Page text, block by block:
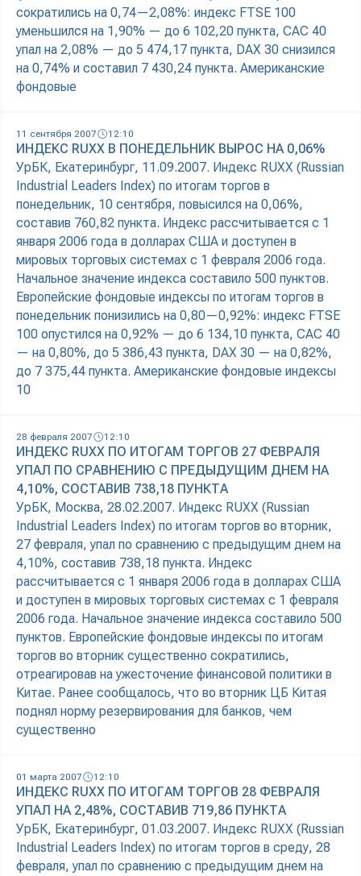
сократились на 0,74—2,08%: индекс FTSE 100
уменьшился на 1,90% — до 6 102,20 пункта, CAC 40
упал на 2,08% — до 5 474,17 пункта, DAX 30 снизился
на 0,74% и составил 7 430,24 пункта. Американские
фондовые
11 сентября 2007 12:10
ИНДЕКС RUXX В ПОНЕДЕЛЬНИК ВЫРОС НА 0,06%
УрБК, Екатеринбург, 11.09.2007. Индекс RUXX (Russian
Industrial Leaders Index) по итогам торгов в
понедельник, 10 сентября, повысился на 0,06%,
составив 760,82 пункта. Индекс рассчитывается с 1
января 2006 года в долларах США и доступен в
мировых торговых системах с 1 февраля 2006 года.
Начальное значение индекса составило 500 пунктов.
Европейские фондовые индексы по итогам торгов в
понедельник понизились на 0,80—0,92%: индекс FTSE
100 опустился на 0,92% — до 6 134,10 пункта, CAC 40
— на 0,80%, до 5 386,43 пункта, DAX 30 — на 0,82%,
до 7 375,44 пункта. Американские фондовые индексы
10
28 февраля 2007 12:10
ИНДЕКС RUXX ПО ИТОГАМ ТОРГОВ 27 ФЕВРАЛЯ
УПАЛ ПО СРАВНЕНИЮ С ПРЕДЫДУЩИМ ДНЕМ НА
4,10%, СОСТАВИВ 738,18 ПУНКТА
УрБК, Москва, 28.02.2007. Индекс RUXX (Russian
Industrial Leaders Index) по итогам торгов во вторник,
27 февраля, упал по сравнению с предыдущим днем на
4,10%, составив 738,18 пункта. Индекс
рассчитывается с 1 января 2006 года в долларах США
и доступен в мировых торговых системах с 1 февраля
2006 года. Начальное значение индекса составило 500
пунктов. Европейские фондовые индексы по итогам
торгов во вторник существенно сократились,
отреагировав на ужесточение финансовой политики в
Китае. Ранее сообщалось, что во вторник ЦБ Китая
поднял норму резервирования для банков, чем
существенно
01 марта 2007 12:10
ИНДЕКС RUXX ПО ИТОГАМ ТОРГОВ 28 ФЕВРАЛЯ
УПАЛ НА 2,48%, СОСТАВИВ 719,86 ПУНКТА
УрБК, Екатеринбург, 01.03.2007. Индекс RUXX (Russian
Industrial Leaders Index) по итогам торгов в среду, 28
февраля, упал по сравнению с предыдущим днем на